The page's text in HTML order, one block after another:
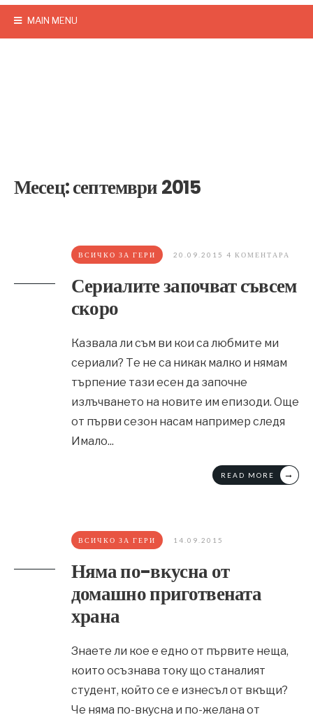
MAIN MENU
Месец:септември 2015
ВСИЧКО ЗА ГЕРИ 20.09.2015 4 КОМЕНТАРА
Сериалите започват съвсем
скоро
Казвала ли съм ви кои са любмите ми
сериали? Те не са никак малко и нямам
търпение тази есен да започне
излъчването на новите им епизоди. Още
от първи сезон насам например следя
Имало...
READ MORE →
ВСИЧКО ЗА ГЕРИ 14.09.2015
Няма по-вкусна от
домашно приготвената
храна
Знаете ли кое е едно от първите неща,
които осъзнава току що станалият
студент, който се е изнесъл от вкъщи?
Че няма по-вкусна и по-желана от